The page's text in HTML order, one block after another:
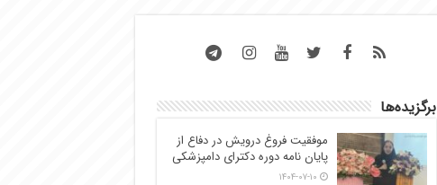
برگزیده‌ها
موفقیت فروغ درویش در دفاع از
پایان نامه دوره دکترای دامپزشکی
۱۴۰۴-۰۷-۱۰